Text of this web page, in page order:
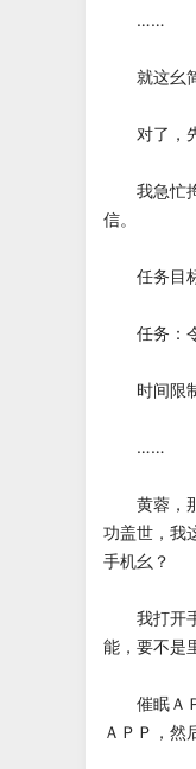
……
就这幺简
对了，先
我急忙掏
信。
任务目标
任务：令
时间限制
……
黄蓉，那
功盖世，我
手机幺？
我打开手
能，要不是
催眠ＡＰ
ＡＰＰ，然